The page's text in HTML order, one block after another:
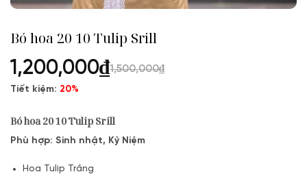
Bó hoa 20 10 Tulip Srill
1,200,000₫1,500,000₫
Tiết kiệm: 20%
Bó hoa 20 10 Tulip Srill
Phù hợp: Sinh nhật, Kỷ Niệm
Hoa Tulip Trắng